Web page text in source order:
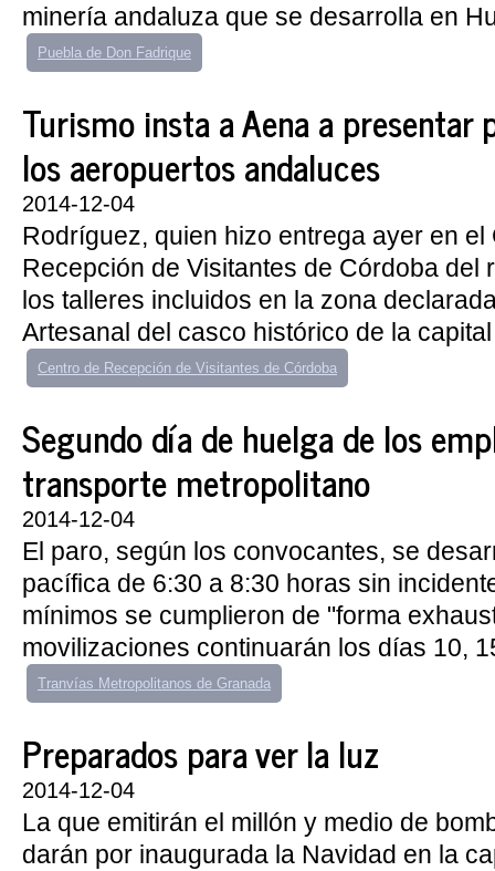
minería andaluza que se desarrolla en
Puebla de Don Fadrique
Turismo insta a Aena a presentar
los aeropuertos andaluces
2014-12-04
Rodríguez, quien hizo entrega ayer en el
Recepción de Visitantes de Córdoba del
los talleres incluidos en la zona
Artesanal del casco histórico de la
Centro de Recepción de Visitantes de Córdoba
Segundo día de huelga de los
transporte metropolitano
2014-12-04
El paro, según los convocantes, se
pacífica de 6:30 a 8:30 horas sin
mínimos se cumplieron de "forma
movilizaciones continuarán los días 10,
Tranvías Metropolitanos de Granada
Preparados para ver la luz
2014-12-04
La que emitirán el millón y medio de
darán por inaugurada la Navidad en la